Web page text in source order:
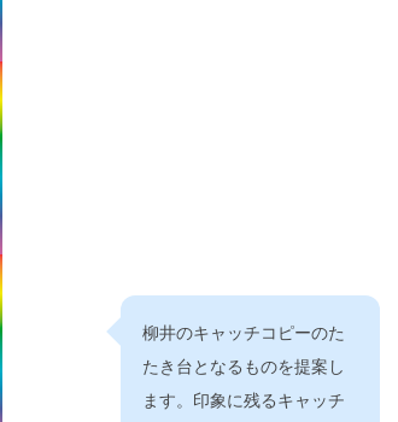
柳井のキャッチコピーのた
たき台となるものを提案し
ます。印象に残るキャッチ